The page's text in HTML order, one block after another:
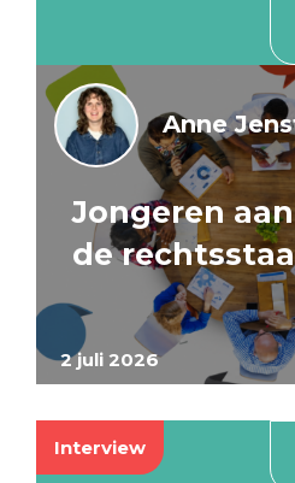
2 juli 2026
Anne
Jongeren
de
Interview